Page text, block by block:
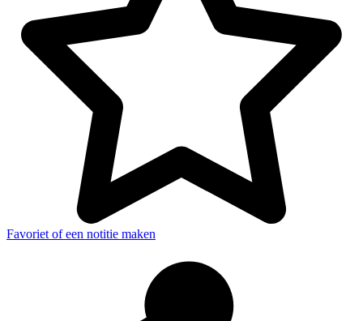
Favoriet of een notitie maken